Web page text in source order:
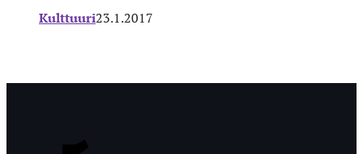
Kulttuuri23.1.2017